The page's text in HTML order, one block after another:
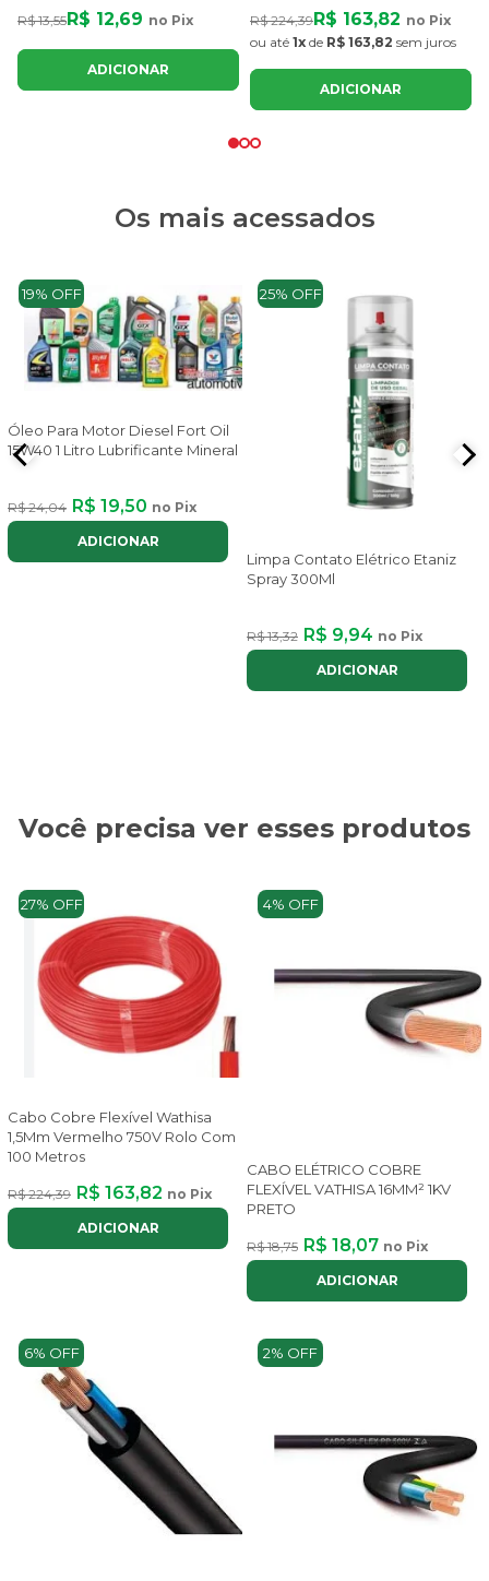
R$ 13,55 R$ 12,69 no Pix
ADICIONAR
R$ 224,39 R$ 163,82 no Pix
ou até 1x de R$ 163,82 sem juros
ADICIONAR
Os mais acessados
19% OFF
Óleo Para Motor Diesel Fort Oil
15W40 1 Litro Lubrificante Mineral
R$ 24,04 R$ 19,50 no Pix
ADICIONAR
25% OFF
Limpa Contato Elétrico Etaniz
Spray 300Ml
R$ 13,32 R$ 9,94 no Pix
ADICIONAR
Você precisa ver esses produtos
27% OFF
Cabo Cobre Flexível Wathisa
1,5Mm Vermelho 750V Rolo Com
100 Metros
R$ 224,39 R$ 163,82 no Pix
ADICIONAR
4% OFF
CABO ELÉTRICO COBRE
FLEXÍVEL VATHISA 16MM² 1KV
PRETO
R$ 18,75 R$ 18,07 no Pix
ADICIONAR
6% OFF 2% OFF